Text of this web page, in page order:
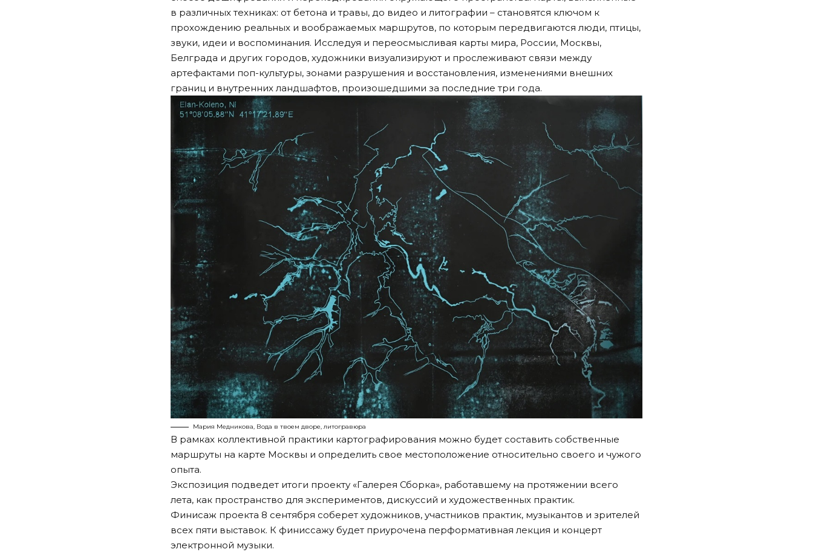
в различных техниках: от бетона и травы, до видео и литографии – становятся ключом к
прохождению реальных и воображаемых маршрутов, по которым передвигаются люди, птицы,
звуки, идеи и воспоминания. Исследуя и переосмысливая карты мира, России, Москвы,
Белграда и других городов, художники визуализируют и прослеживают связи между
артефактами поп-культуры, зонами разрушения и восстановления, изменениями внешних
границ и внутренних ландшафтов, произошедшими за последние три года.
Мария Медникова, Вода в твоем дворе, литогравюра
В рамках коллективной практики картографирования можно будет составить собственные
маршруты на карте Москвы и определить свое местоположение относительно своего и чужого
опыта.
Экспозиция подведет итоги проекту «Галерея Сборка», работавшему на протяжении всего
лета, как пространство для экспериментов, дискуссий и художественных практик.
Финисаж проекта 8 сентября соберет художников, участников практик, музыкантов и зрителей
всех пяти выставок. К финиссажу будет приурочена перформативная лекция и концерт
электронной музыки.